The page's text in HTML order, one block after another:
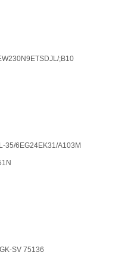
;B10
35/6EG24EK31/A103M
SV 75136